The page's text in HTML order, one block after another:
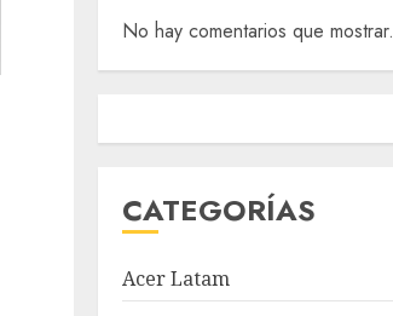
No hay comentarios que mostrar.
CATEGORÍAS
Acer Latam